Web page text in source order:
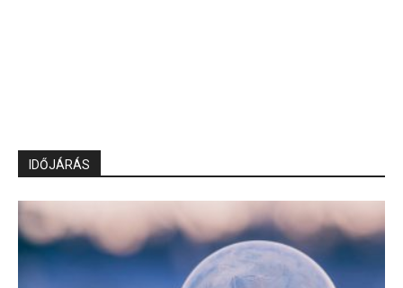
IDŐJÁRÁS